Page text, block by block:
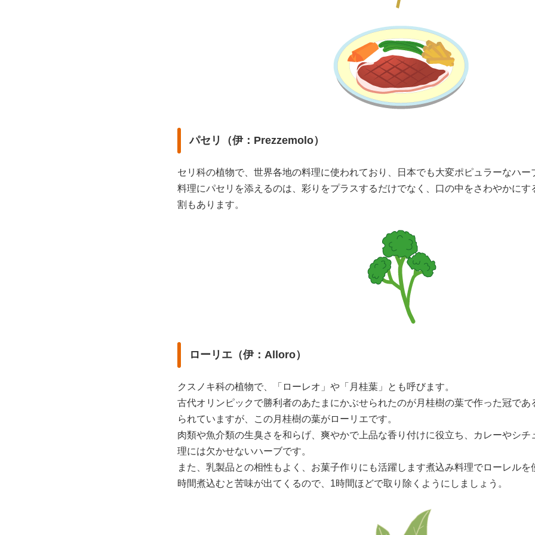
パセリ（伊：Prezzemolo）
セリ科の植物で、世界各地の料理に使われており、日本でも大変ポピュラーなハー
料理にパセリを添えるのは、彩りをプラスするだけでなく、口の中をさわやかにす
割もあります。
ローリエ（伊：Alloro）
クスノキ科の植物で、「ローレオ」や「月桂葉」とも呼びます。
古代オリンピックで勝利者のあたまにかぶせられたのが月桂樹の葉で作った冠であ
られていますが、この月桂樹の葉がローリエです。
肉類や魚介類の生臭さを和らげ、爽やかで上品な香り付けに役立ち、カレーやシチ
理には欠かせないハーブです。
また、乳製品との相性もよく、お菓子作りにも活躍します煮込み料理でローレルを
時間煮込むと苦味が出てくるので、1時間ほどで取り除くようにしましょう。